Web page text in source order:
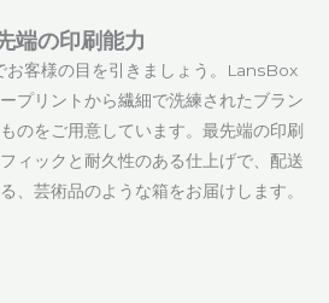
端の印刷能力
お客様の目を引きましょう。LansBox
プリントから繊細で洗練されたブラン
のをご用意しています。最先端の印刷
ィックと耐久性のある仕上げで、配送
、芸術品のような箱をお届けします。